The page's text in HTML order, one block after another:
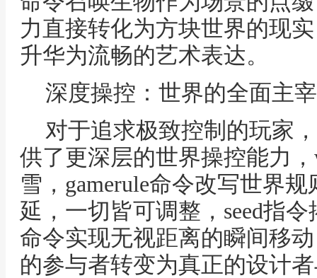
力直接转化为方块世界的现
升华为流畅的艺术表达。
深度操控：世界的全面主宰
对于追求极致控制的玩家
供了更深层的世界操控能力
雪，gamerule命令改写世界
延，一切皆可调整，seed指
命令实现无视距离的瞬间移
的参与者转变为真正的设计